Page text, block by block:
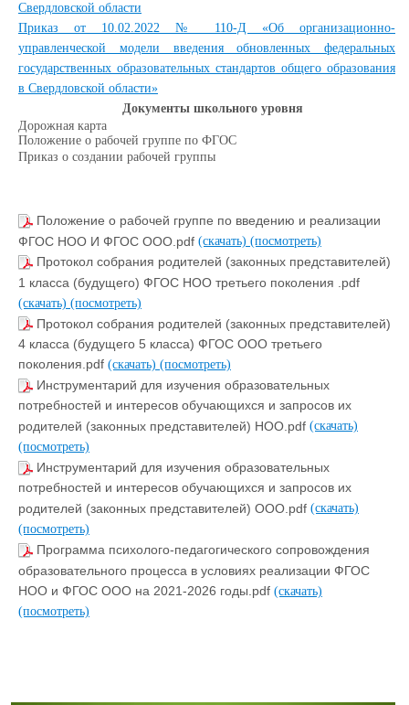
Свердловской области
Приказ от 10.02.2022 № 110-Д «Об организационно-
управленческой модели введения обновленных федеральных
государственных образовательных стандартов общего образования
в Свердловской области»
Документы школьного уровня
Дорожная карта
Положение о рабочей группе по ФГОС
Приказ о создании рабочей группы
Положение о рабочей группе по введению и реализации
ФГОС НОО И ФГОС ООО.pdf (скачать) (посмотреть)
Протокол собрания родителей (законных представителей)
1 класса (будущего) ФГОС НОО третьего поколения .pdf
(скачать) (посмотреть)
Протокол собрания родителей (законных представителей)
4 класса (будущего 5 класса) ФГОС ООО третьего
поколения.pdf (скачать) (посмотреть)
Инструментарий для изучения образовательных
потребностей и интересов обучающихся и запросов их
родителей (законных представителей) НОО.pdf (скачать)
(посмотреть)
Инструментарий для изучения образовательных
потребностей и интересов обучающихся и запросов их
родителей (законных представителей) ООО.pdf (скачать)
(посмотреть)
Программа психолого-педагогического сопровождения
образовательного процесса в условиях реализации ФГОС
НОО и ФГОС ООО на 2021-2026 годы.pdf (скачать)
(посмотреть)